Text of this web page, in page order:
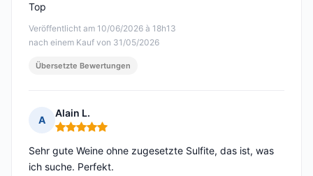
Veröffentlicht am 10/06/2026 à 18h13
nach einem Kauf von 31/05/2026
Top
Übersetzte Bewertungen
A
Alain L.
Hinweis: 5 von 5
Sehr gute Weine ohne zugesetzte Sulfite, das ist, was
ich suche. Perfekt.